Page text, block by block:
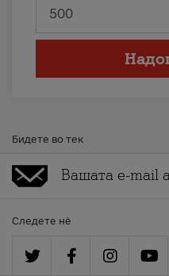
Бидете во тек
Следете нè